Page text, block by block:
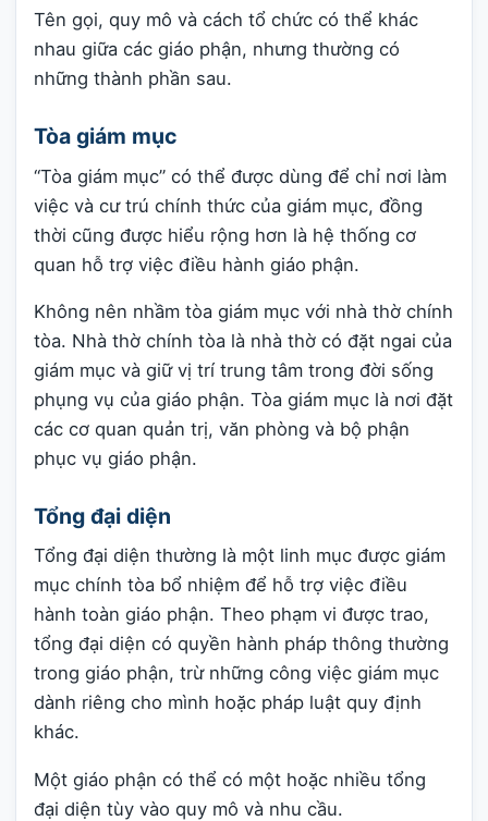
Tên gọi, quy mô và cách tổ chức có thể khác
nhau giữa các giáo phận, nhưng thường có
những thành phần sau.
Tòa giám mục
“Tòa giám mục” có thể được dùng để chỉ nơi làm
việc và cư trú chính thức của giám mục, đồng
thời cũng được hiểu rộng hơn là hệ thống cơ
quan hỗ trợ việc điều hành giáo phận.
Không nên nhầm tòa giám mục với nhà thờ chính
tòa. Nhà thờ chính tòa là nhà thờ có đặt ngai của
giám mục và giữ vị trí trung tâm trong đời sống
phụng vụ của giáo phận. Tòa giám mục là nơi đặt
các cơ quan quản trị, văn phòng và bộ phận
phục vụ giáo phận.
Tổng đại diện
Tổng đại diện thường là một linh mục được giám
mục chính tòa bổ nhiệm để hỗ trợ việc điều
hành toàn giáo phận. Theo phạm vi được trao,
tổng đại diện có quyền hành pháp thông thường
trong giáo phận, trừ những công việc giám mục
dành riêng cho mình hoặc pháp luật quy định
khác.
Một giáo phận có thể có một hoặc nhiều tổng
đại diện tùy vào quy mô và nhu cầu.